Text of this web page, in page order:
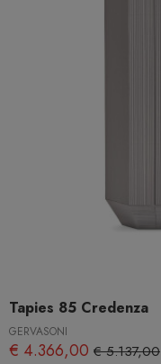
Tapies 85 Credenza
GERVASONI
€ 4.366,00 € 5.137,00